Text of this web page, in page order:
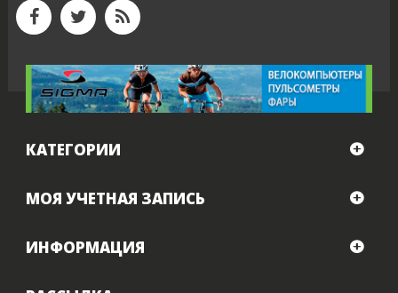
КАТЕГОРИИ
МОЯ УЧЕТНАЯ ЗАПИСЬ
ИНФОРМАЦИЯ